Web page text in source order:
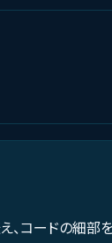
、コードの細部